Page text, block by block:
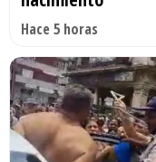
Hace 5 horas